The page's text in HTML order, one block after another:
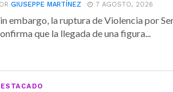
GIUSEPPE MARTÍNEZ 7 AGOSTO, 2026
embargo, la ruptura de Violencia por
que la llegada de una figura...